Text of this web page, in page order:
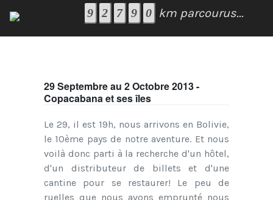
km parcourus...
29 Septembre au 2 Octobre 2013 -
Copacabana et ses îles
Le 29, il est 19h, nous arrivons en Bolivie,
le 10ème pays de notre aventure. Et nous
voilà donc parti à la recherche d'un hôtel,
d'un distributeur de billets et d'une
cantine pour se restaurer! Le peu de
ruelles que nous avons emprunté nous